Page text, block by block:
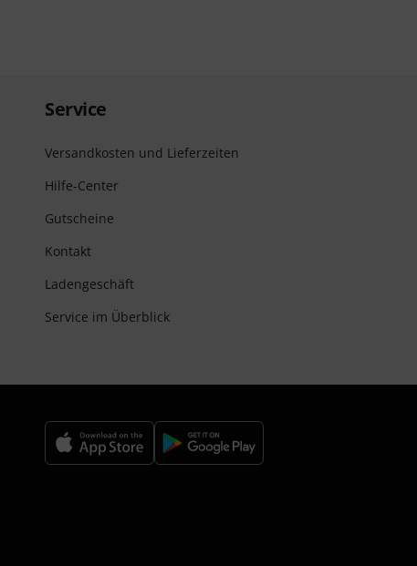
Service
Versandkosten und Lieferzeiten
Hilfe-Center
Gutscheine
Kontakt
Ladengeschäft
Service im Überblick